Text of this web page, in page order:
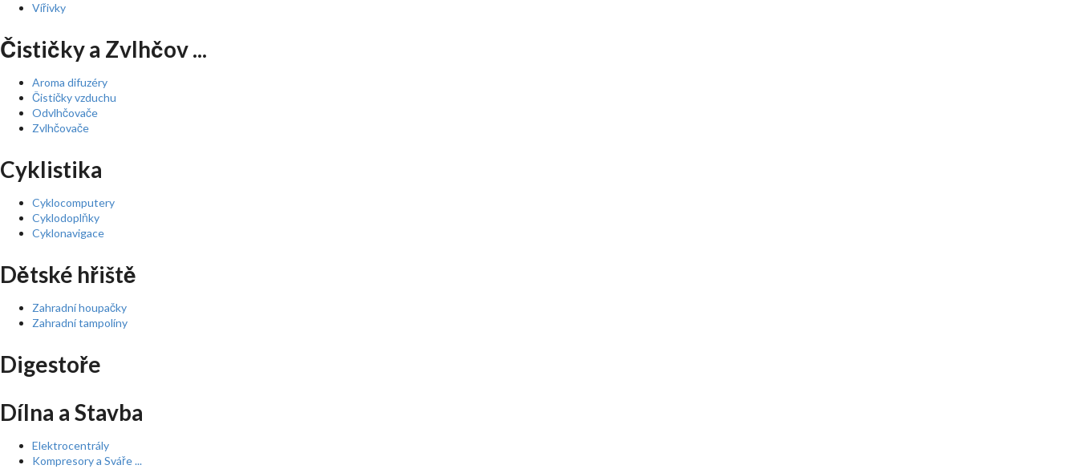
Vířivky
Čističky a Zvlhčov ...
Aroma difuzéry
Čističky vzduchu
Odvlhčovače
Zvlhčovače
Cyklistika
Cyklocomputery
Cyklodoplňky
Cyklonavigace
Dětské hřiště
Zahradní houpačky
Zahradní tampolíny
Digestoře
Dílna a Stavba
Elektrocentrály
Kompresory a Sváře ...